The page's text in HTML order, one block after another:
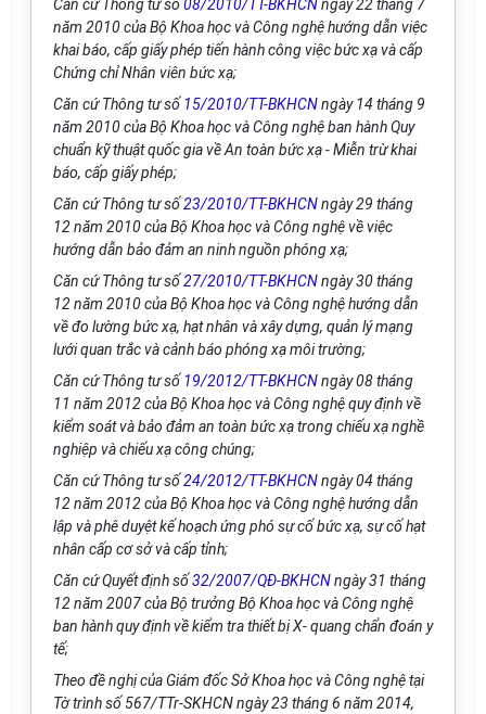
Căn cứ Thông tư số08/2010/TT-BKHCNngày 22 tháng 7
năm 2010 của Bộ Khoa học và Công nghệ hướng dẫn việc
khai báo, cấp giấy phép tiến hành công việc bức xạ và cấp
Chứng chỉ Nhân viên bức xạ;
Căn cứ Thông tư số 15/2010/TT-BKHCNngày 14 tháng 9
năm 2010 của Bộ Khoa học và Công nghệ ban hành Quy
chuẩn kỹ thuật quốc gia về An toàn bức xạ - Miễn trừ khai
báo, cấp giấy phép;
Căn cứ Thông tư số23/2010/TT-BKHCNngày 29 tháng
12 năm 2010 của Bộ Khoa học và Công nghệ về việc
hướng dẫn bảo đảm an ninh nguồn phóng xạ;
Căn cứ Thông tư số27/2010/TT-BKHCNngày 30 tháng
12 năm 2010 của Bộ Khoa học và Công nghệ hướng dẫn
về đo lường bức xạ, hạt nhân và xây dựng, quản lý mạng
lưới quan trắc và cảnh báo phóng xạ môi trường;
Căn cứ Thông tư số 19/2012/TT-BKHCNngày 08 tháng
11 năm 2012 của Bộ Khoa học và Công nghệ quy định về
kiểm soát và bảo đảm an toàn bức xạ trong chiếu xạ nghề
nghiệp và chiếu xạ công chúng;
Căn cứ Thông tư số24/2012/TT-BKHCNngày 04 tháng
12 năm 2012 của Bộ Khoa học và Công nghệ hướng dẫn
lập và phê duyệt kế hoạch ứng phó sự cố bức xạ, sự cố hạt
nhân cấp cơ sở và cấp tỉnh;
Căn cứ Quyết định số32/2007/QĐ-BKHCNngày 31 tháng
12 năm 2007 của Bộ trưởng Bộ Khoa học và Công nghệ
ban hành quy định về kiểm tra thiết bị X- quang chẩn đoán y
tế;
Theo đề nghị của Giám đốc Sở Khoa học và Công nghệ tại
Tờ trình số 567/TTr-SKHCN ngày 23 tháng 6 năm 2014,